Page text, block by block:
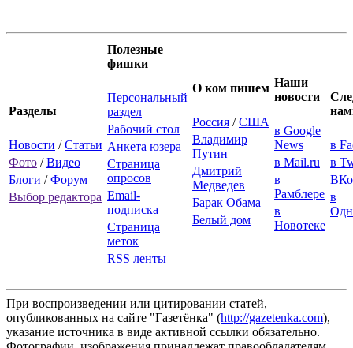
Разделы
Новости /Статьи
Фото /Видео
Блоги /Форум
Выбор редактора
Полезные
фишки
Персональный
раздел
Рабочий стол
Анкета юзера
Страница
опросов
Email-
подписка
Страница
меток
RSS ленты
О ком пишем
Россия /США
Владимир
Путин
Дмитрий
Медведев
Барак Обама
Белый дом
Наши
новости
в Google
News
в Mail.ru
в
Рамблере
в
Новотеке
в
в
в
При воспроизведении или цитировании статей,
опубликованных на сайте "Газетёнка" (http://gazetenka.com),
указание источника в виде активной ссылки обязательно.